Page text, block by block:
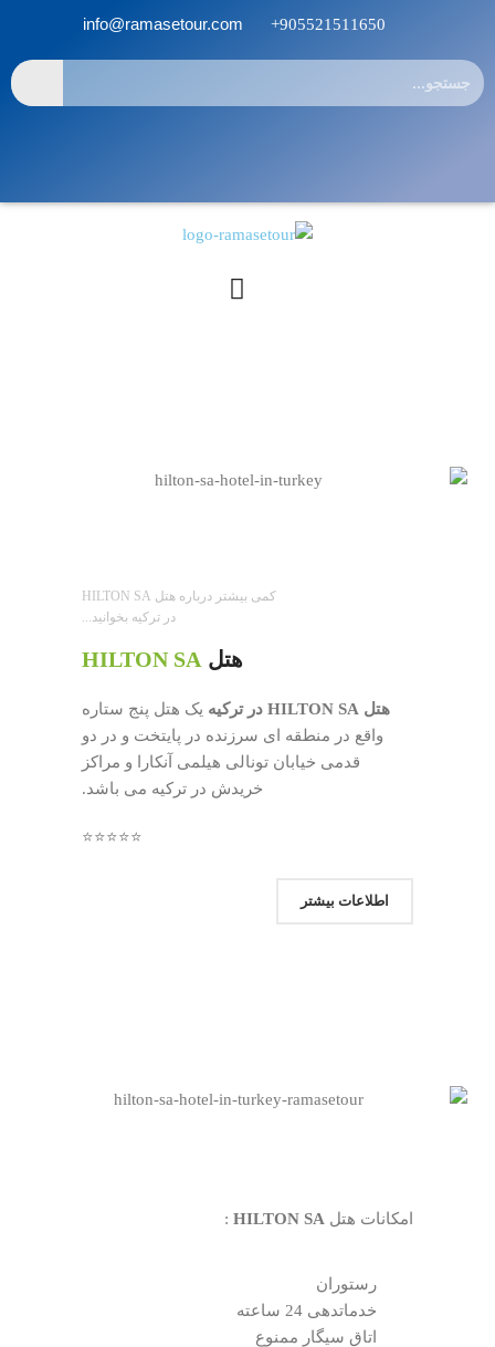
905521511650+
info@ramasetour.com
کمی بیشتر درباره هتل HILTON SA
در ترکیه بخوانید...
هتل HILTON SA
هتل HILTON SA در ترکیه
یک هتل پنج ستاره
واقع در منطقه ای سرزنده در پایتخت و در دو
قدمی خیابان تونالی هیلمی آنکارا و مراکز
خریدش در ترکیه می باشد.
⭐⭐⭐⭐⭐
اطلاعات بیشتر
امکانات هتل HILTON SA
:
رستوران
خدماتدهی 24 ساعته
اتاق سیگار ممنوع